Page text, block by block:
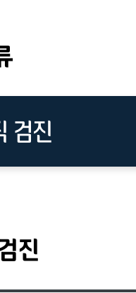
검진
진